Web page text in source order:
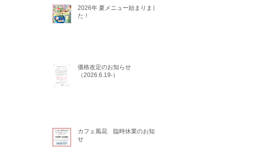
2026年 夏メニュー始まりまし
た！
価格改定のお知らせ
（2026.6.19-）
カフェ風花 臨時休業のお知ら
せ